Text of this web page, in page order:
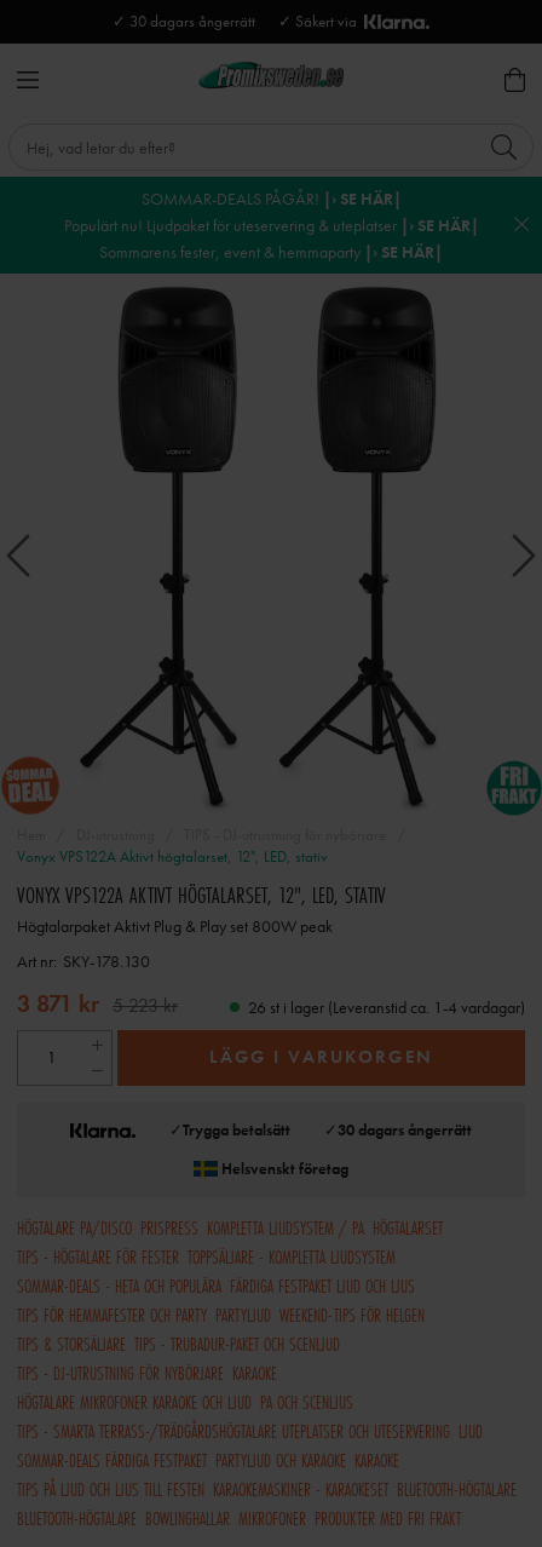
✓ 30 dagars ångerrätt ✓ Säkert via
SOMMAR-DEALS PÅGÅR! |› SE HÄR|
Populärt nu! Ljudpaket för uteservering & uteplatser |› SE HÄR|
Sommarens fester, event & hemmaparty |› SE HÄR|
Vonyx VPS122A Aktivt högtalarset, 12", LED, stativ
VONYX VPS122A AKTIVT HÖGTALARSET, 12", LED, STATIV
Högtalarpaket Aktivt Plug & Play set 800W peak
Art nr: SKY-178.130
3 871 kr 5 223 kr 26 st i lager (Leveranstid ca. 1-4 vardagar)
LÄGG I VARUKORGEN
✓Trygga betalsätt ✓30 dagars ångerrätt
Helsvenskt företag
HÖGTALARE PA/DISCO PRISPRESS KOMPLETTA LJUDSYSTEM / PA HÖGTALARSET
TIPS - HÖGTALARE FÖR FESTER TOPPSÄLJARE - KOMPLETTA LJUDSYSTEM
SOMMAR-DEALS - HETA OCH POPULÄRA FÄRDIGA FESTPAKET LJUD OCH LJUS
TIPS FÖR HEMMAFESTER OCH PARTY PARTYLJUD WEEKEND-TIPS FÖR HELGEN
TIPS & STORSÄLJARE TIPS - TRUBADUR-PAKET OCH SCENLJUD
TIPS - DJ-UTRUSTNING FÖR NYBÖRJARE KARAOKE
HÖGTALARE MIKROFONER KARAOKE OCH LJUD PA OCH SCENLJUS
TIPS - SMARTA TERRASS-/TRÄDGÅRDSHÖGTALARE UTEPLATSER OCH UTESERVERING LJUD
SOMMAR-DEALS FÄRDIGA FESTPAKET PARTYLJUD OCH KARAOKE KARAOKE
TIPS PÅ LJUD OCH LJUS TILL FESTEN KARAOKEMASKINER - KARAOKESET BLUETOOTH-HÖGTALARE
BLUETOOTH-HÖGTALARE BOWLINGHALLAR MIKROFONER PRODUKTER MED FRI FRAKT